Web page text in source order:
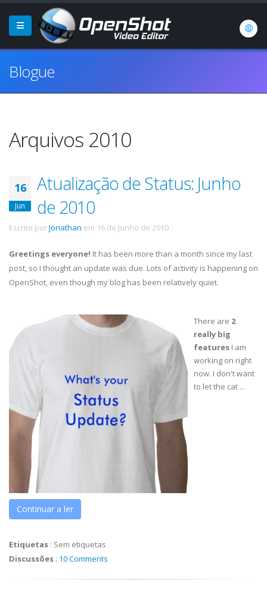
Blogue
Arquivos 2010
16
Jun
Atualização de Status: Junho
de 2010
Escrito porJonathan em 16 de Junho de 2010 .
Greetings everyone! It has been more than a month since my last
post, so I thought an update was due. Lots of activity is happening on
OpenShot, even though my blog has been relatively quiet.
There are 2
really big
features I am
working on right
now. I don't want
to let the cat ...
Continuar a ler
Etiquetas : Sem etiquetas
Discussões : 10 Comments